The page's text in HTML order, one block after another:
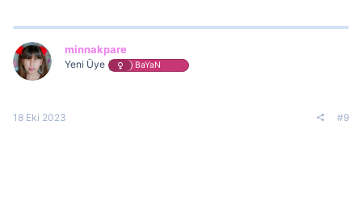
minnakpare
Yeni Üye BaYaN
18 Eki 2023 #9